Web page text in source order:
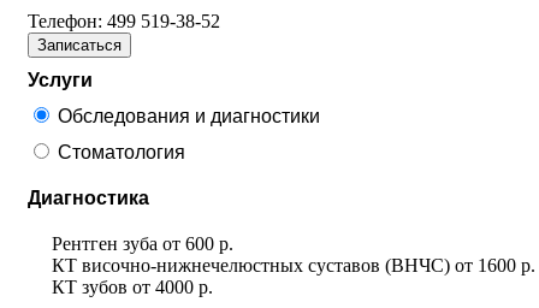
Телефон: 499 519-38-52
Записаться
Услуги
Обследования и диагностики
Стоматология
Диагностика
Рентген зуба от 600 р.
КТ височно-нижнечелюстных суставов (ВНЧС) от 1600 р.
КТ зубов от 4000 р.